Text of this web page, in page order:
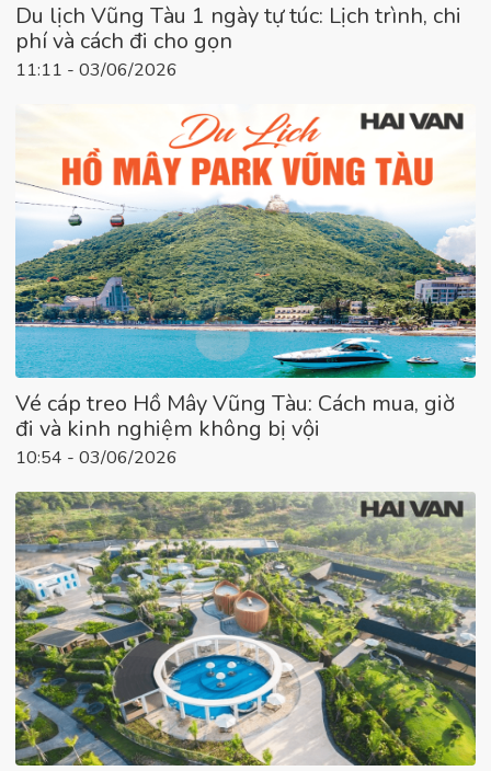
Du lịch Vũng Tàu 1 ngày tự túc: Lịch trình, chi
phí và cách đi cho gọn
11:11 - 03/06/2026
Vé cáp treo Hồ Mây Vũng Tàu: Cách mua, giờ
đi và kinh nghiệm không bị vội
10:54 - 03/06/2026